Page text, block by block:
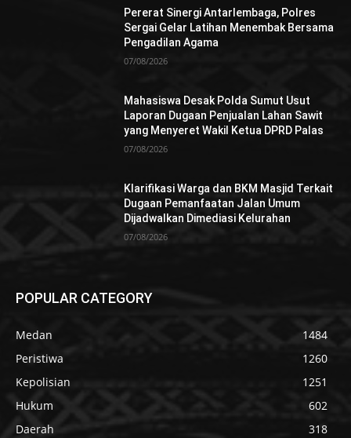
Pererat Sinergi Antarlembaga, Polres
Sergai Gelar Latihan Menembak Bersama
Pengadilan Agama
07/08/2026
Mahasiswa Desak Polda Sumut Usut
Laporan Dugaan Penjualan Lahan Sawit
yang Menyeret Wakil Ketua DPRD Palas
07/08/2026
Klarifikasi Warga dan BKM Masjid Terkait
Dugaan Pemanfaatan Jalan Umum
Dijadwalkan Dimediasi Kelurahan
07/08/2026
POPULAR CATEGORY
Medan
1484
Peristiwa
1260
Kepolisian
1251
Hukum
602
Daerah
318